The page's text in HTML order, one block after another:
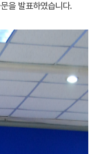
을 발표하였습니다.